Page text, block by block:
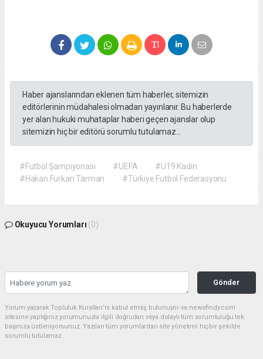
Haber ajanslarından eklenen tüm haberler, sitemizin
editörlerinin müdahalesi olmadan yayınlanır. Bu haberlerde
yer alan hukuki muhataplar haberi geçen ajanslar olup
sitemizin hiç bir editörü sorumlu tutulamaz...
#Futbol Şampiyonası #UEFA
#U19 Kadın
#Hakan Furkan Tarman
#Türkiye Futbol Federasyonu
Okuyucu Yorumları (0)
Gönder
Yorum yazarak Topluluk Kuralları’nı kabul etmiş bulunuyor ve newsfindy.com
sitesine yaptığınız yorumunuzla ilgili doğrudan veya dolaylı tüm sorumluluğu tek
başınıza üstleniyorsunuz. Yazılan tüm yorumlardan site yönetimi hiçbir şekilde
sorumlu tutulamaz.